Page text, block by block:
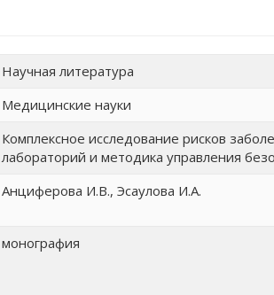
Научная литература
Медицинские науки
Комплексное исследование рисков
лабораторий и методика управления
Анциферова И.В., Эсаулова И.А.
монография